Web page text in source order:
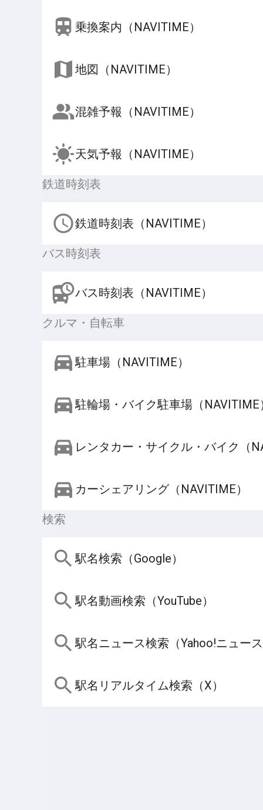
乗換案内（NAVITIME）
地図（NAVITIME）
混雑予報（NAVITIME）
天気予報（NAVITIME）
鉄道時刻表
鉄道時刻表（NAVITIME）
バス時刻表
バス時刻表（NAVITIME）
クルマ・自転車
駐車場（NAVITIME）
駐輪場・バイク駐車場（NAVITIME
レンタカー・サイクル・バイク（
カーシェアリング（NAVITIME）
検索
駅名検索（Google）
駅名動画検索（YouTube）
駅名ニュース検索（Yahoo!ニュー
駅名リアルタイム検索（X）